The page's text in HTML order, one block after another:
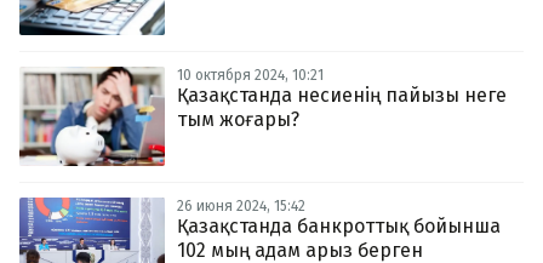
Аймақ
Архив
Заң және тәртіп
Редакциямен байланыс
+7 708 604 51 06
Жарнама бөлімі
Пошта
zhasalash100@gmail.com
поштаңызға алып отырыңыз. Жаңа нөмір
шыққан сәтте сізге бірден жіберіледі. Тек email
10 октября 2024, 10:21
Қазақстанда несиенің пайызы неге
тым жоғары?
26 июня 2024, 15:42
Қазақстанда банкроттық бойынша
102 мың адам арыз берген